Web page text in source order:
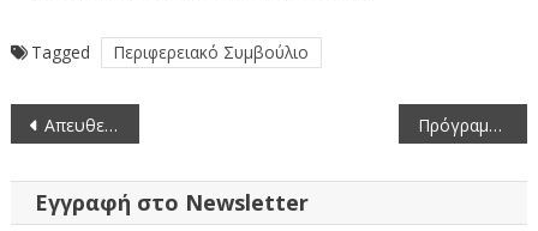
Tagged Περιφερειακό Συμβούλιο
Πλοήγηση
άρθρων
Απευθείας μετάδοση της ειδικής συνεδρίασης του Περιφερειακού Συμβουλίου Δυτικής Μακεδονίας (27-8-2025) Πρόγραμμα κίνησης συνεργείων 1/9/2025-7/9/2025 για το Έργο Καταπολέμησης Κουνουπιών ΠΔΜ 2023-2025
Εγγραφή στο Newsletter